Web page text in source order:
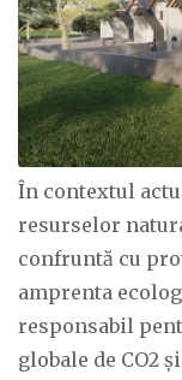
În contextul
resurselor
confruntă cu
amprenta
responsabil
globale de CO2